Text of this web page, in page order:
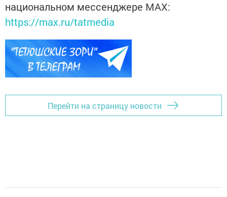
национальном мессенджере MАХ:
https://max.ru/tatmedia
Перейти на страницу новости